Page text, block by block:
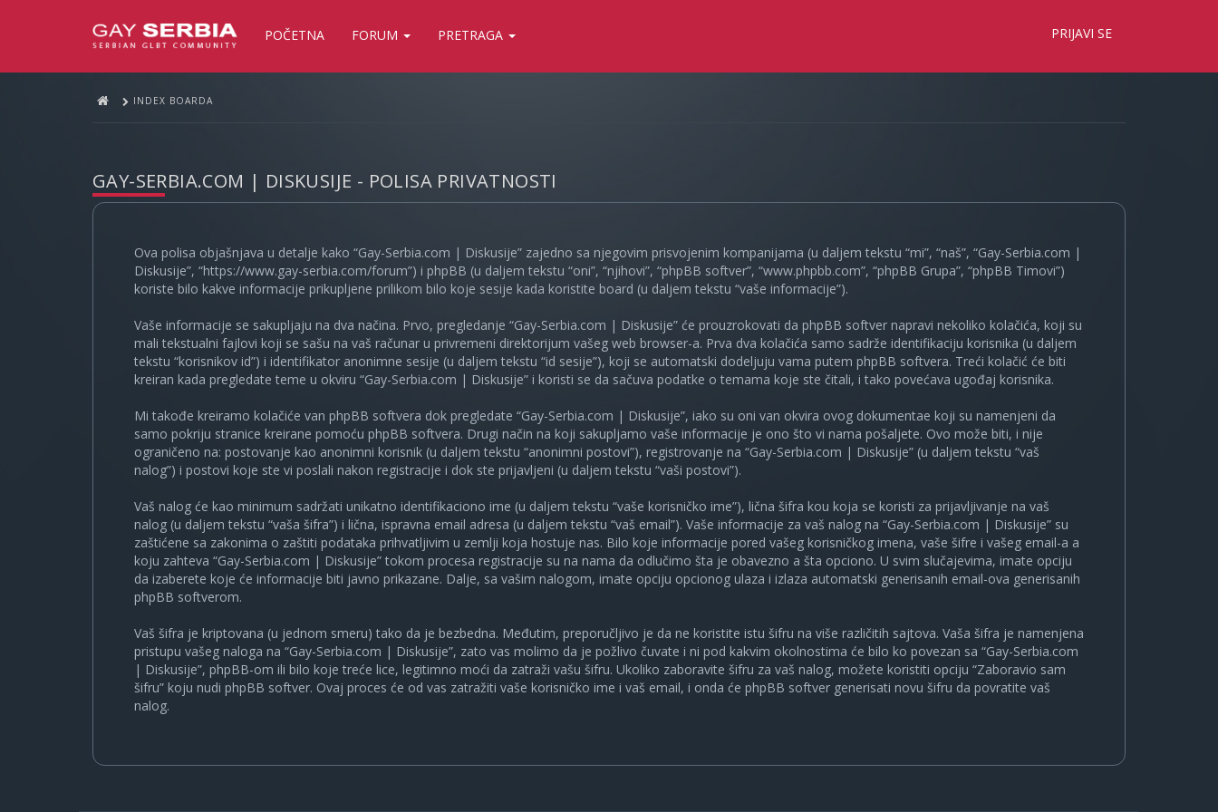
POČETNA FORUM PRETRAGA PRIJAVI SE
INDEX BOARDA
GAY-SERBIA.COM | DISKUSIJE - POLISA PRIVATNOSTI
Ova polisa objašnjava u detalje kako “Gay-Serbia.com | Diskusije” zajedno sa njegovim prisvojenim kompanijama (u daljem tekstu “mi”, “naš”, “Gay-Serbia.com |
Diskusije”, “https://www.gay-serbia.com/forum”) i phpBB (u daljem tekstu “oni”, “njihovi”, “phpBB softver”, “www.phpbb.com”, “phpBB Grupa”, “phpBB Timovi”)
koriste bilo kakve informacije prikupljene prilikom bilo koje sesije kada koristite board (u daljem tekstu “vaše informacije”).
Vaše informacije se sakupljaju na dva načina. Prvo, pregledanje “Gay-Serbia.com | Diskusije” će prouzrokovati da phpBB softver napravi nekoliko kolačića, koji su
mali tekstualni fajlovi koji se sašu na vaš računar u privremeni direktorijum vašeg web browser-a. Prva dva kolačića samo sadrže identifikaciju korisnika (u daljem
tekstu “korisnikov id”) i identifikator anonimne sesije (u daljem tekstu “id sesije”), koji se automatski dodeljuju vama putem phpBB softvera. Treći kolačić će biti
kreiran kada pregledate teme u okviru “Gay-Serbia.com | Diskusije” i koristi se da sačuva podatke o temama koje ste čitali, i tako povećava ugođaj korisnika.
Mi takođe kreiramo kolačiće van phpBB softvera dok pregledate “Gay-Serbia.com | Diskusije”, iako su oni van okvira ovog dokumentae koji su namenjeni da
samo pokriju stranice kreirane pomoću phpBB softvera. Drugi način na koji sakupljamo vaše informacije je ono što vi nama pošaljete. Ovo može biti, i nije
ograničeno na: postovanje kao anonimni korisnik (u daljem tekstu “anonimni postovi”), registrovanje na “Gay-Serbia.com | Diskusije” (u daljem tekstu “vaš
nalog”) i postovi koje ste vi poslali nakon registracije i dok ste prijavljeni (u daljem tekstu “vaši postovi”).
Vaš nalog će kao minimum sadržati unikatno identifikaciono ime (u daljem tekstu “vaše korisničko ime”), lična šifra kou koja se koristi za prijavljivanje na vaš
nalog (u daljem tekstu “vaša šifra”) i lična, ispravna email adresa (u daljem tekstu “vaš email”). Vaše informacije za vaš nalog na “Gay-Serbia.com | Diskusije” su
zaštićene sa zakonima o zaštiti podataka prihvatljivim u zemlji koja hostuje nas. Bilo koje informacije pored vašeg korisničkog imena, vaše šifre i vašeg email-a a
koju zahteva “Gay-Serbia.com | Diskusije” tokom procesa registracije su na nama da odlučimo šta je obavezno a šta opciono. U svim slučajevima, imate opciju
da izaberete koje će informacije biti javno prikazane. Dalje, sa vašim nalogom, imate opciju opcionog ulaza i izlaza automatski generisanih email-ova generisanih
phpBB softverom.
Vaš šifra je kriptovana (u jednom smeru) tako da je bezbedna. Međutim, preporučljivo je da ne koristite istu šifru na više različitih sajtova. Vaša šifra je namenjena
pristupu vašeg naloga na “Gay-Serbia.com | Diskusije”, zato vas molimo da je požlivo čuvate i ni pod kakvim okolnostima će bilo ko povezan sa “Gay-Serbia.com
| Diskusije”, phpBB-om ili bilo koje treće lice, legitimno moći da zatraži vašu šifru. Ukoliko zaboravite šifru za vaš nalog, možete koristiti opciju “Zaboravio sam
šifru” koju nudi phpBB softver. Ovaj proces će od vas zatražiti vaše korisničko ime i vaš email, i onda će phpBB softver generisati novu šifru da povratite vaš
nalog.